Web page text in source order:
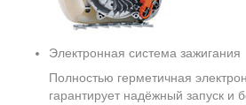
Электронная система зажигания
Полностью герметичная
гарантирует надёжный запуск и